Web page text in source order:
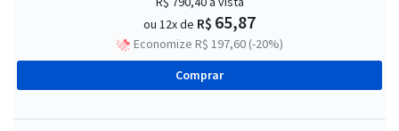
ou 12x de R$ 65,87
Economize R$ 197,60 (-20%)
Comprar